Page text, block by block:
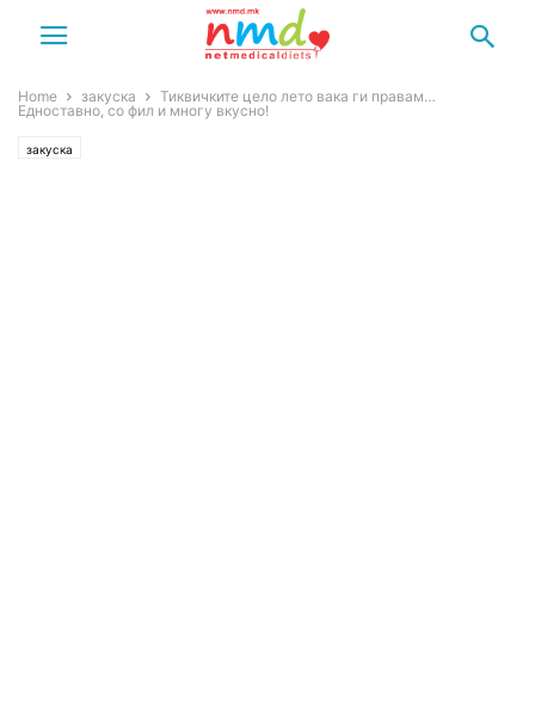
Home закуска
Тиквичките цело лето вака ги правам…
Едноставно, со фил и многу вкусно!
закуска